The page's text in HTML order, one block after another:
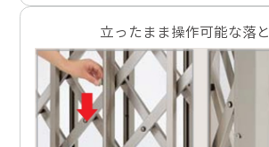
立ったまま操作可能な落